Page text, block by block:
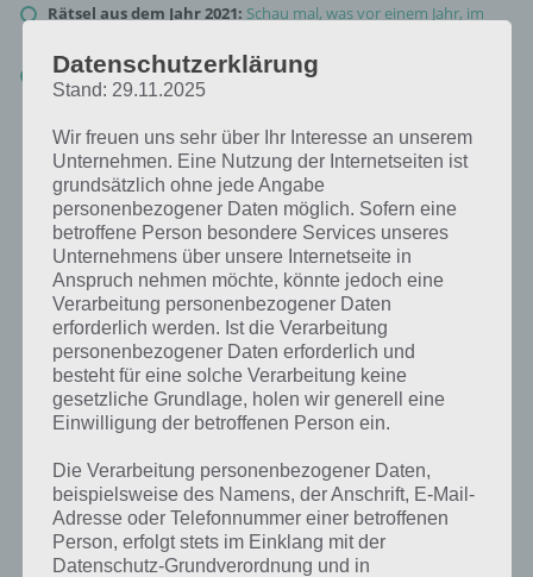
Rätsel aus dem Jahr 2021: Schau mal, was vor einem Jahr, im
Zur Übersicht:4 Bilder 1 Wort Lösungen zu Die Welt der Kunst
im September 2022!
Datenschutzerklärung
Stand: 29.11.2025
Wir freuen uns sehr über Ihr Interesse an unserem
Unternehmen. Eine Nutzung der Internetseiten ist
grundsätzlich ohne jede Angabe
personenbezogener Daten möglich. Sofern eine
betroffene Person besondere Services unseres
Unternehmens über unsere Internetseite in
Anspruch nehmen möchte, könnte jedoch eine
Verarbeitung personenbezogener Daten
erforderlich werden. Ist die Verarbeitung
personenbezogener Daten erforderlich und
besteht für eine solche Verarbeitung keine
gesetzliche Grundlage, holen wir generell eine
Einwilligung der betroffenen Person ein.
Die Verarbeitung personenbezogener Daten,
beispielsweise des Namens, der Anschrift, E-Mail-
Adresse oder Telefonnummer einer betroffenen
Person, erfolgt stets im Einklang mit der
Datenschutz-Grundverordnung und in